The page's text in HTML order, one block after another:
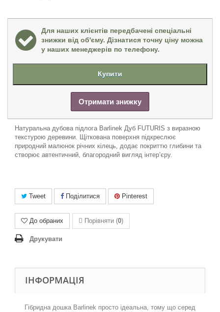
Для наших клієнтів передбачені спеціальні
знижки від об'єму. Дізнатися точну ціну можна
у наших менеджерів по телефону.
Купити
Отримати знижку
Натуральна дубова підлога Barlinek Дуб FUTURIS з виразною
текстурою деревини. Щіткована поверхня підкреслює
природний малюнок річних кілець, додає покриттю глибини та
створює автентичний, благородний вигляд інтер’єру.
Tweet Поділитися Pinterest
До обраних Порівняти (0)
Друкувати
ІНФОРМАЦІЯ
Гібридна дошка Barlinek просто ідеальна, тому що серед